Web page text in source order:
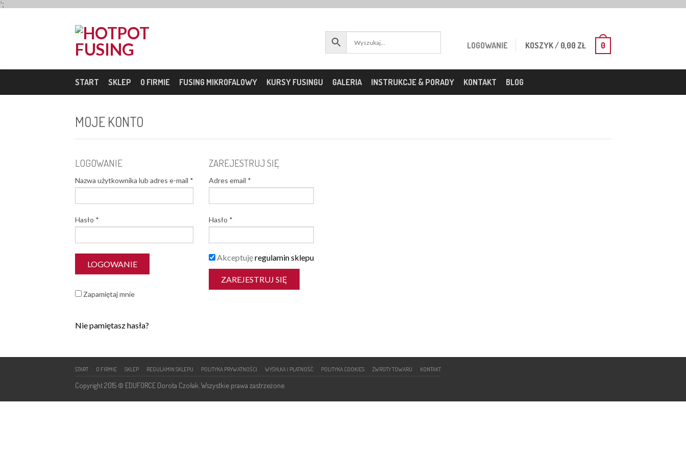
';
LOGOWANIE KOSZYK/ 0,00 ZŁ 0
START SKLEP O FIRMIE FUSING MIKROFALOWY KURSY FUSINGU GALERIA INSTRUKCJE & PORADY KONTAKT BLOG
MOJE KONTO
LOGOWANIE
Nazwa użytkownika lub adres e-mail *
Hasło *
Zapamiętaj mnie
Nie pamiętasz hasła?
ZAREJESTRUJ SIĘ
Adres email *
Hasło *
Akceptujęregulamin sklepu
START O FIRMIE SKLEP REGULAMIN SKLEPU POLITYKA PRYWATNOŚCI WYSYŁKA I PŁATNOŚĆ POLITYKA COOKIES ZWROTY TOWARU KONTAKT
Copyright 2015 © EDUFORCE Dorota Czołak. Wszystkie prawa zastrzeżone.